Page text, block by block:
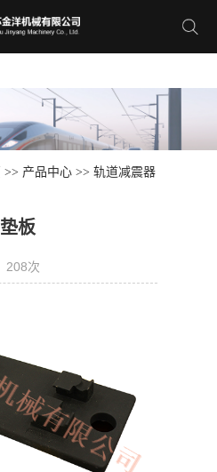
>> 产品中心 >>轨道减震器
垫板
208次